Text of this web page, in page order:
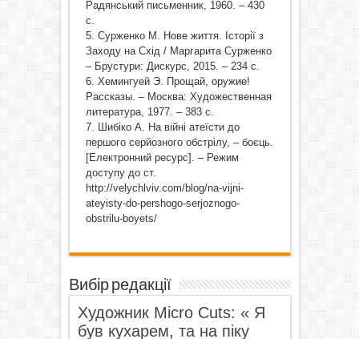
Радянський письменник, 1960. – 430
с.
5. Сурженко М. Нове життя. Історії з
Заходу на Схід / Маргарита Сурженко
– Брустури: Дискурс, 2015. – 234 с.
6. Хемингуей Э. Прощай, оружие!
Рассказы. – Москва: Художественная
литература, 1977. – 383 с.
7. Шибіко А. На війні атеїсти до
першого серйозного обстрілу, – боєць.
[Електронний ресурс]. – Режим
доступу до ст.
http://velychlviv.com/blog/na-vijni-
ateyisty-do-pershogo-serjoznogo-
obstrilu-boyets/
Вибір редакції
Художник Micro Cuts: « Я
був кухарем, та на піку